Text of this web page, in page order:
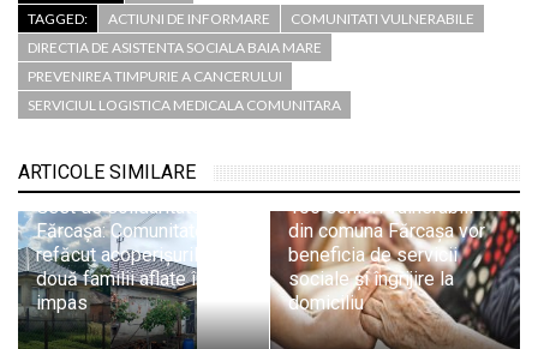
TAGGED:
ACTIUNI DE INFORMARE
COMUNITATI VULNERABILE
DIRECTIA DE ASISTENTA SOCIALA BAIA MARE
PREVENIREA TIMPURIE A CANCERULUI
SERVICIUL LOGISTICA MEDICALA COMUNITARA
ARTICOLE SIMILARE
Gest de solidaritate în
Fărcașa: Comunitatea a
refăcut acoperișurile a
două familii aflate în
impas
106 seniori vulnerabili
din comuna Fărcașa vor
beneficia de servicii
sociale și îngrijire la
domiciliu